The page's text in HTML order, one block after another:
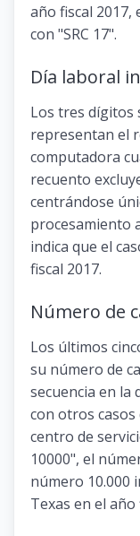
año fiscal 2017,
con "SRC 17".
Día laboral
Los tres dígitos
representan el
computadora
recuento
centrándose
procesamiento
indica que el
fiscal 2017.
Número de
Los últimos
su número de
secuencia en la
con otros
centro de
10000", el
número 10.000
Texas en el año